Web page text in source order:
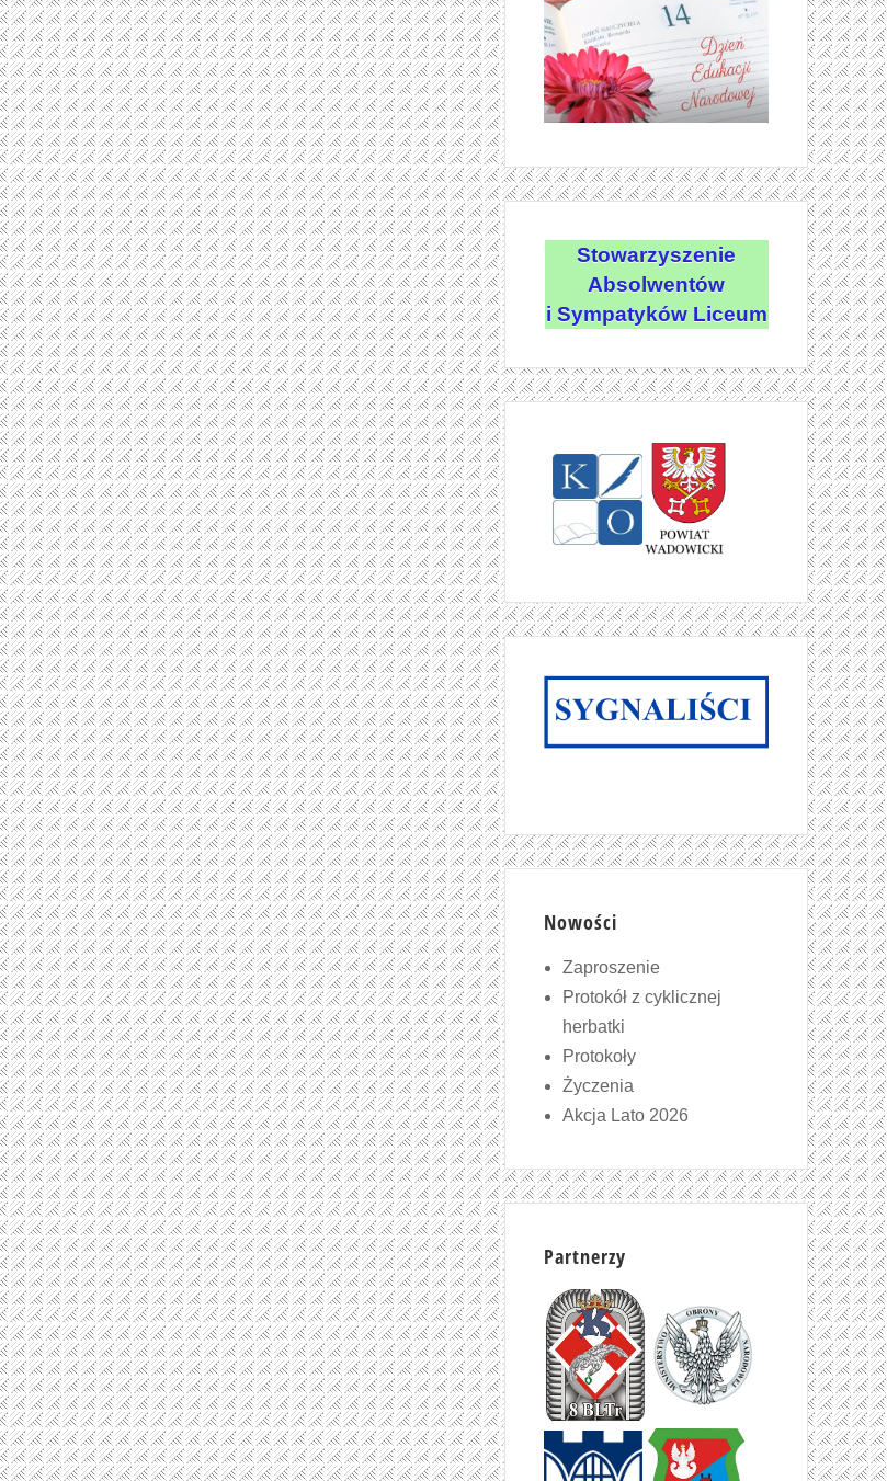
Stowarzyszenie
Absolwentów
i Sympatyków Liceum
Nowości
Zaproszenie
Protokół z cyklicznej
herbatki
Protokoły
Życzenia
Akcja Lato 2026
Partnerzy